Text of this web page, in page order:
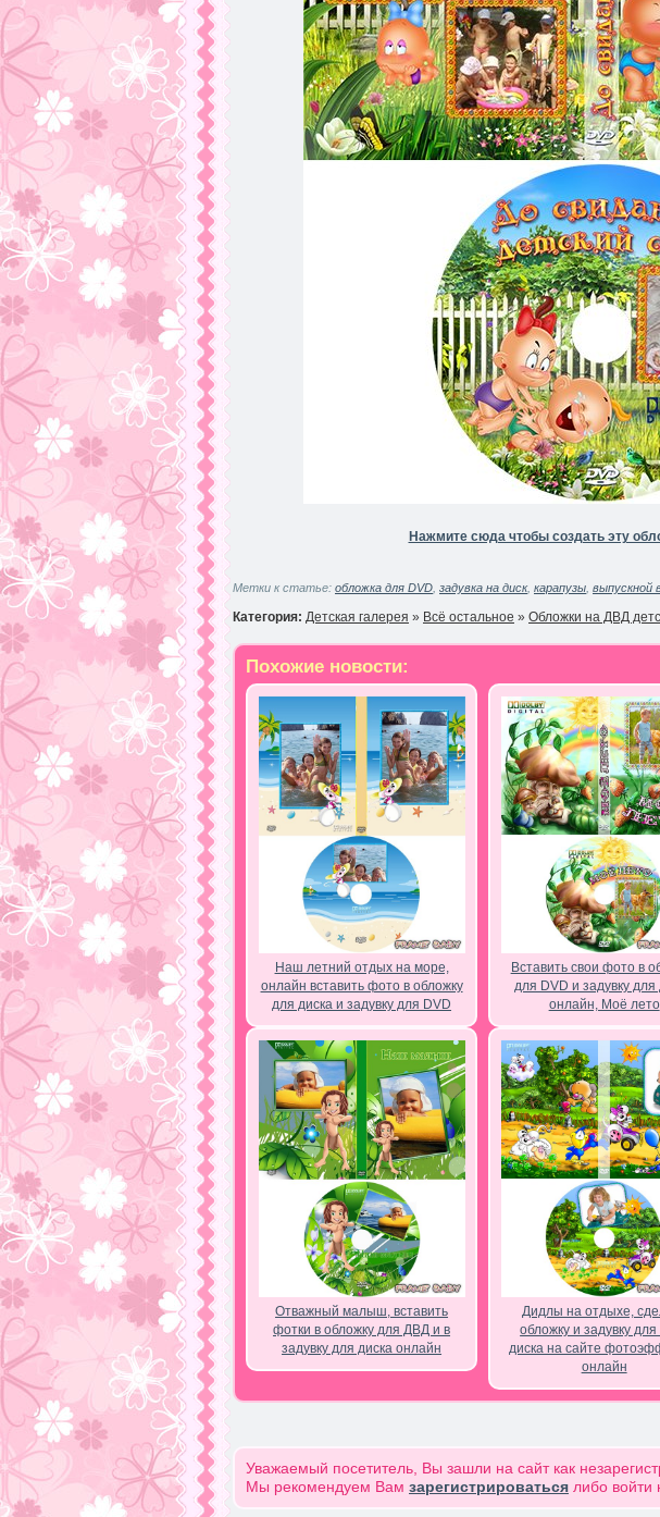
Нажмите сюда чтобы создать эту
Метки к статье: обложка для DVD задувка на диск, карапузы выпускной
Категория: Детская галерея » Всё остальное » Обложки на ДВД
Похожие новости:
Наш летний отдых на море,
онлайн вставить фото в обложку
для диска и задувку для DVD
Вставить свои фото в
для DVD и задувку для
онлайн, Моё лето
Отважный малыш, вставить
фотки в обложку для ДВД и в
задувку для диска онлайн
Дидлы на отдыхе,
обложку и задувку для
диска на сайте
онлайн
Уважаемый посетитель, Вы зашли на сайт как
Мы рекомендуем Вам зарегистрироваться либо войти